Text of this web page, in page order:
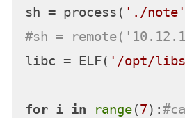
sh = process( './note'
#sh =
libc = ELF( '/opt/libs/
for i in range(7):